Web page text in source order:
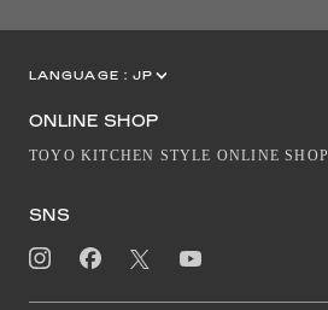
LANGUAGE : JP
ONLINE SHOP
TOYO KITCHEN STYLE ONLINE SHOP
SNS